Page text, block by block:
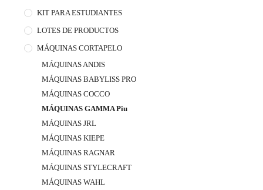
KIT PARA ESTUDIANTES
LOTES DE PRODUCTOS
MÁQUINAS CORTAPELO
MÁQUINAS ANDIS
MÁQUINAS BABYLISS PRO
MÁQUINAS COCCO
MÁQUINAS GAMMA Piu
MÁQUINAS JRL
MÁQUINAS KIEPE
MÁQUINAS RAGNAR
MÁQUINAS STYLECRAFT
MÁQUINAS WAHL